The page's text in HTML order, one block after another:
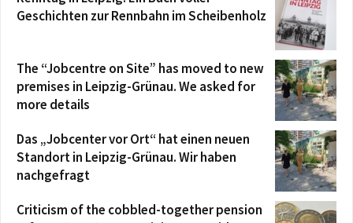
Geschichten zur Rennbahn im Scheibenholz
The “Jobcentre on Site” has moved to new
premises in Leipzig-Grünau. We asked for
more details
Das „Jobcenter vor Ort“ hat einen neuen
Standort in Leipzig-Grünau. Wir haben
nachgefragt
Criticism of the cobbled-together pension